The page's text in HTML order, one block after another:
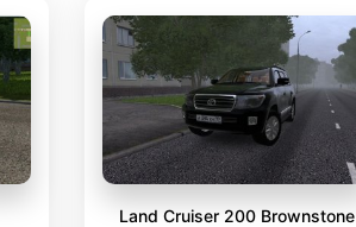
Land Cruiser 200 Brownstone